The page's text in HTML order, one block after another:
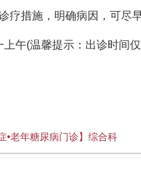
疗措施，明确病因，可尽
上午(温馨提示：出诊时间
•老年糖尿病门诊】综合科